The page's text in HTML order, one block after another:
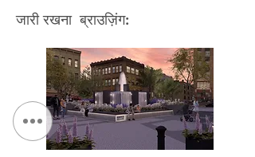
जारी रखना ब्राउज़िंग: